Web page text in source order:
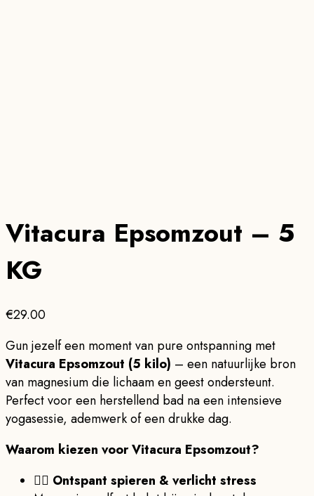
Vitacura Epsomzout – 5
KG
€29.00
Gun jezelf een moment van pure ontspanning met
Vitacura Epsomzout (5 kilo) – een natuurlijke bron
van magnesium die lichaam en geest ondersteunt.
Perfect voor een herstellend bad na een intensieve
yogasessie, ademwerk of een drukke dag.
Waarom kiezen voor Vitacura Epsomzout?
💆‍♀️ Ontspant spieren & verlicht stress